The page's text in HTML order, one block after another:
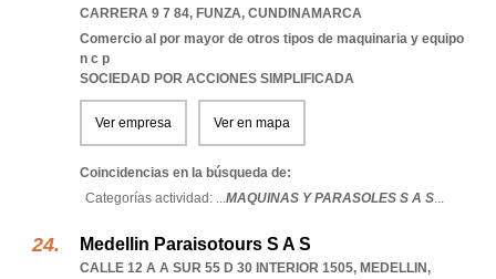
CARRERA 9 7 84, FUNZA, CUNDINAMARCA
Comercio al por mayor de otros tipos de maquinaria y equipo
n c p
SOCIEDAD POR ACCIONES SIMPLIFICADA
Ver empresa Ver en mapa
Coincidencias en la búsqueda de:
Categorías actividad: ...MAQUINAS Y PARASOLES S A S...
Medellin Paraisotours S A S
CALLE 12 A A SUR 55 D 30 INTERIOR 1505, MEDELLIN,